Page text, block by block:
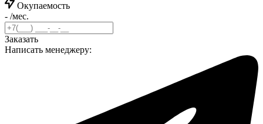
Окупаемость
- /мес.
Заказать
Написать менеджеру: